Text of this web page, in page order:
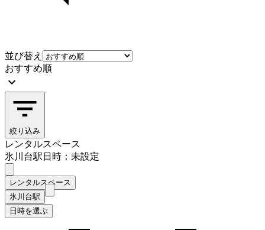
並び替え
おすすめ順
絞り込み
レンタルスペース
氷川台駅日時：未設定
レンタルスペース
氷川台駅
日時を選ぶ